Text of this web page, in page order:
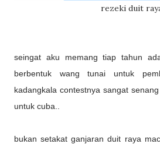
rezeki duit
seingat aku memang tiap tahun
berbentuk wang tunai untuk
kadangkala contestnya sangat
untuk cuba..
bukan setakat ganjaran duit raya